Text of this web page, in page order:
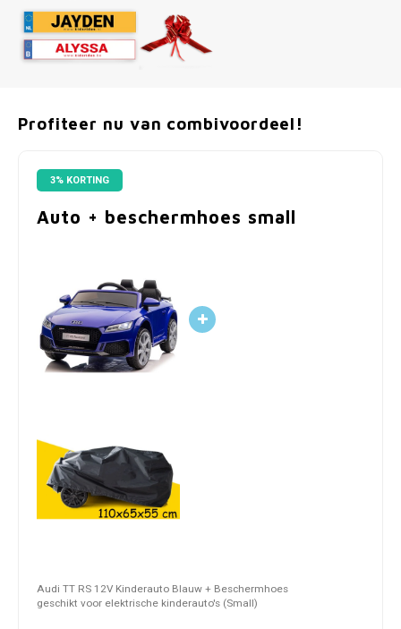
Profiteer nu van combivoordeel!
3% KORTING
Auto + beschermhoes small
Audi TT RS 12V Kinderauto Blauw + Beschermhoes
geschikt voor elektrische kinderauto's (Small)